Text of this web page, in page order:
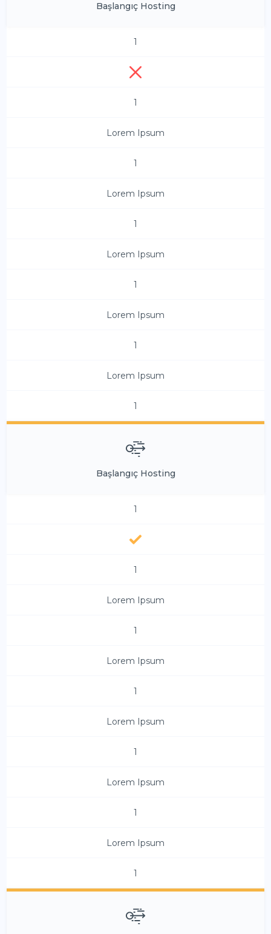
Başlangıç Hosting
1
1
Lorem Ipsum
1
Lorem Ipsum
1
Lorem Ipsum
1
Lorem Ipsum
1
Lorem Ipsum
1
Başlangıç Hosting
1
1
Lorem Ipsum
1
Lorem Ipsum
1
Lorem Ipsum
1
Lorem Ipsum
1
Lorem Ipsum
1